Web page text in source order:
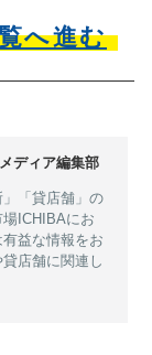
へ進む
ディア編集部
「貸店舗」の
ICHIBAにお
益な情報をお
店舗に関連し